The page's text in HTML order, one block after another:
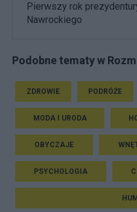
Pierwszy rok
Nawrockiego
Podobne tematy w
ZDROWIE PODRÓŻE
MODA I URODA
OBYCZAJE
PSYCHOLOGIA